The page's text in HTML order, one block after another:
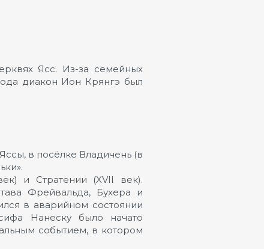
Ясс. Из-за семейных
диакон Ион Крянгэ был
в посёлке Владичень (в
и Стратении (XVII век).
Фрейвальда, Бухера и
в аварийном состоянии
Нанеску было начато
событием, в котором